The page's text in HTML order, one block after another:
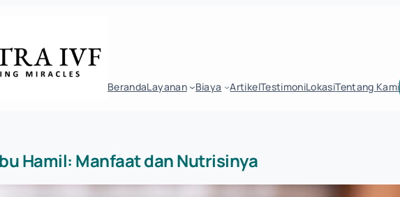
BerandaLayanan Biaya ArtikelTestimoniLokasiTentang Kami
Hamil: Manfaat dan Nutrisinya